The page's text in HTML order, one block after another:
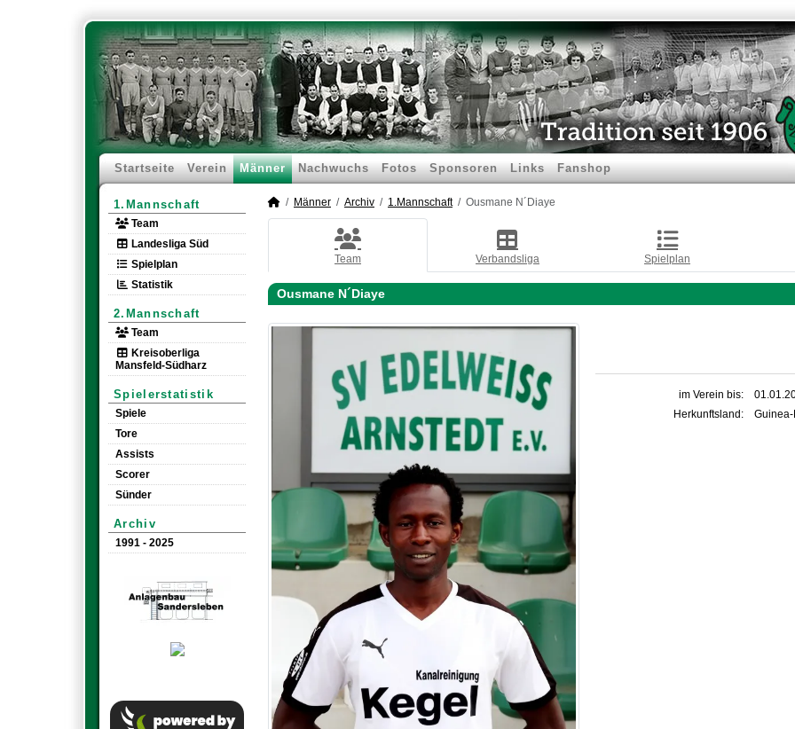
Startseite Verein Männer Nachwuchs Fotos Sponsoren Links Fanshop
1.Mannschaft
Team
Landesliga Süd
Spielplan
Statistik
2.Mannschaft
Team
Kreisoberliga
Mansfeld-Südharz
Spielerstatistik
Spiele
Tore
Assists
Scorer
Sünder
Archiv
1991 - 2025
Männer Archiv 1.Mannschaft Ousmane N´Diaye
Team Verbandsliga Spielplan
Ousmane N´Diaye
im Verein bis:
Herkunftsland: